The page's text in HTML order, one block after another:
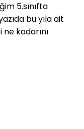
5.sınıfta
bu yıla ait
kadarını